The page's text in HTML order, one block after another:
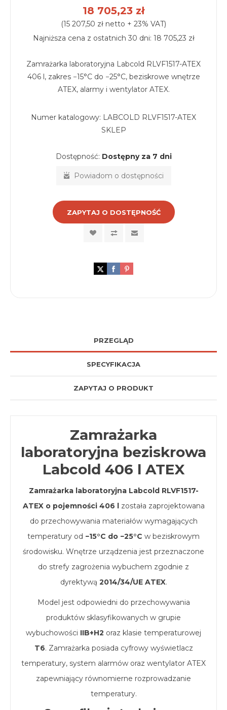
18 705,23 zł
(15 207,50 zł netto + 23% VAT)
Najniższa cena z ostatnich 30 dni: 18 705,23 zł
Zamrażarka laboratoryjna Labcold RLVF1517-ATEX
406 l, zakres −15°C do −25°C, beziskrowe wnętrze
ATEX, alarmy i wentylator ATEX.
Numer katalogowy: LABCOLD RLVF1517-ATEX
SKLEP
Dostępność: Dostępny za 7 dni
Powiadom o dostępności
ZAPYTAJ O DOSTĘPNOŚĆ
PRZEGLĄD
SPECYFIKACJA
ZAPYTAJ O PRODUKT
Zamrażarka
laboratoryjna beziskrowa
Labcold 406 l ATEX
Zamrażarka laboratoryjna Labcold RLVF1517-
ATEX o pojemności 406 lzostała zaprojektowana
do przechowywania materiałów wymagających
temperatury od −15°C do −25°C w beziskrowym
środowisku. Wnętrze urządzenia jest przeznaczone
do strefy zagrożenia wybuchem zgodnie z
dyrektywą 2014/34/UE ATEX.
Model jest odpowiedni do przechowywania
produktów sklasyfikowanych w grupie
wybuchowości IIB+H2 oraz klasie temperaturowej
T6. Zamrażarka posiada cyfrowy wyświetlacz
temperatury, system alarmów oraz wentylator ATEX
zapewniający równomierne rozprowadzanie
temperatury.